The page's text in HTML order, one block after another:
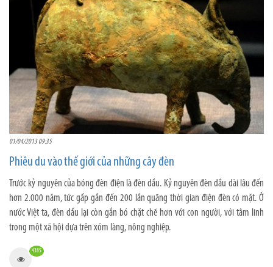
01/04/2013 09:35
Phiêu du vào thế giới của những cây đèn
Trước kỷ nguyên của bóng đèn điện là đèn dầu. Kỷ nguyên đèn dầu dài lâu đến
hơn 2.000 năm, tức gấp gần đến 200 lần quãng thời gian điện đèn có mặt. Ở
nước Việt ta, đèn dầu lại còn gắn bó chặt chẽ hơn với con người, với tâm linh
trong một xã hội dựa trên xóm làng, nông nghiệp.
4385